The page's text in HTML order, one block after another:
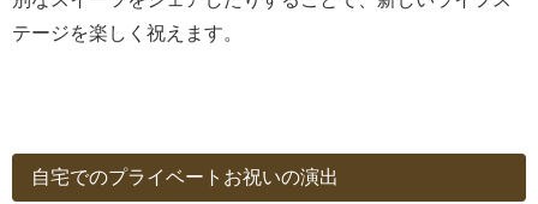
テージを楽しく祝えます。
自宅でのプライベートお祝いの演出